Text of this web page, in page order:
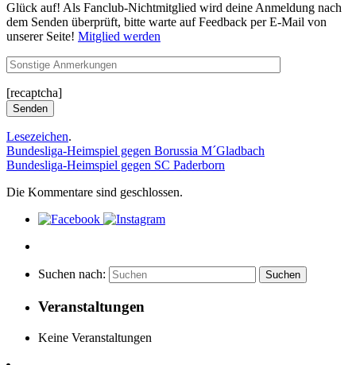
Glück auf! Als Fanclub-Nichtmitglied wird deine Anmeldung nach
dem Senden überprüft, bitte warte auf Feedback per E-Mail von
unserer Seite! Mitglied werden
[recaptcha]
Lesezeichen.
Bundesliga-Heimspiel gegen Borussia M´Gladbach
Bundesliga-Heimspiel gegen SC Paderborn
Die Kommentare sind geschlossen.
Suchen nach: Suchen
Veranstaltungen
Keine Veranstaltungen